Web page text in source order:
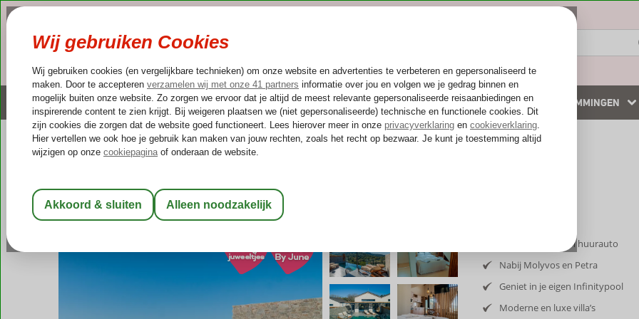
NAZOMER LAST MINUTES ZOMER 2026 WINTERZON BESTEMMINGEN
Altijd inclusief huurauto Kleinschalige & unieke accommodaties Weg van de drukte
Early Bird Villas
Logies-Villa
Inclusief vlucht en huurauto
Nabij Molyvos en Petra
Geniet in je eigen Infinitypool
Moderne en luxe villa’s